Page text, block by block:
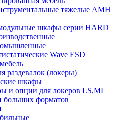
тяжелые AMH
шкафы серии HARD
Wave ESD
раздевалок (локеры)
шкафы
и опции для локеров LS,ML
больших форматов